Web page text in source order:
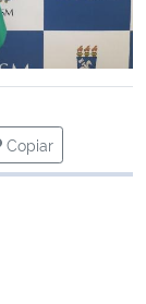
Copiar
para área de